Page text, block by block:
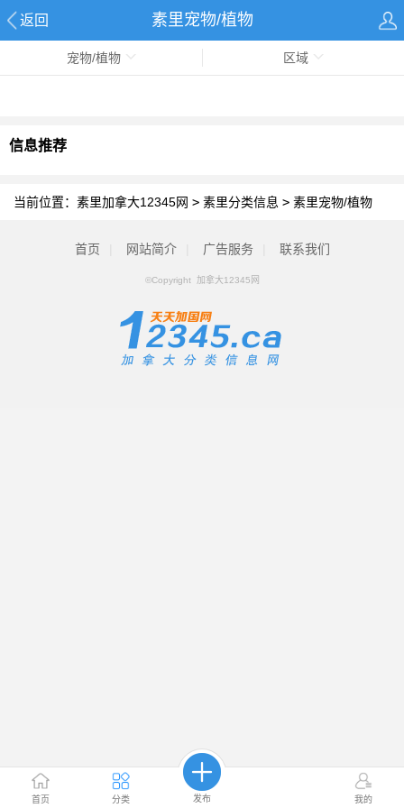
返回 素里宠物/植物
首页 分类 发布 我的
宠物/植物 区域
信息推荐
当前位置： 素里加拿大12345网 > 素里分类信息 > 素里宠物/植物
首页 网站简介 广告服务 联系我们
©Copyright 加拿大12345网